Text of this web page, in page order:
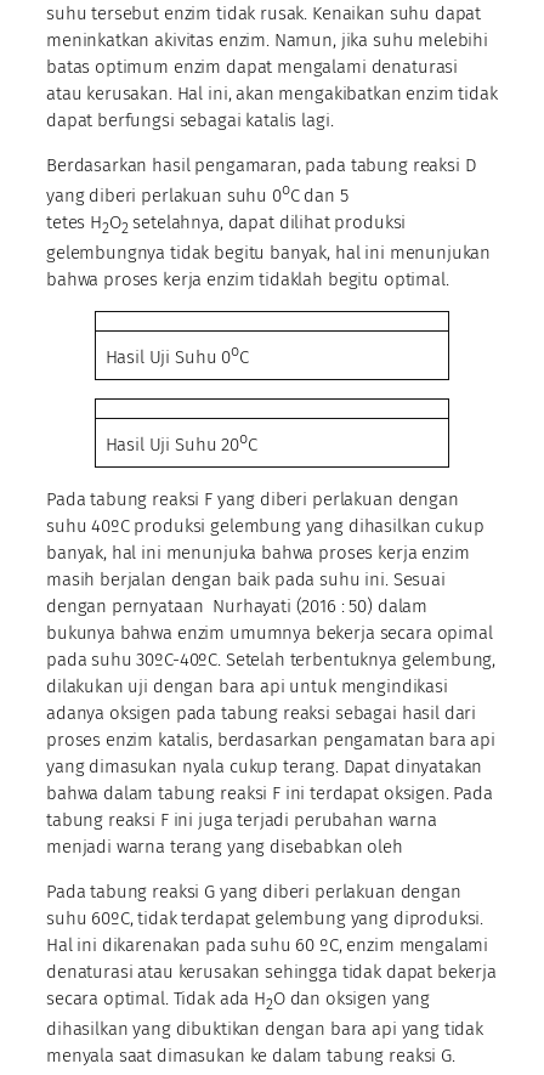
suhu tersebut enzim tidak rusak. Kenaikan suhu dapat
meninkatkan akivitas enzim. Namun, jika suhu melebihi
batas optimum enzim dapat mengalami denaturasi
atau kerusakan. Hal ini, akan mengakibatkan enzim tidak
dapat berfungsi sebagai katalis lagi.
Berdasarkan hasil pengamaran, pada tabung reaksi D
yang diberi perlakuan suhu 0oC dan 5
tetes H2O2setelahnya, dapat dilihat produksi
gelembungnya tidak begitu banyak, hal ini menunjukan
bahwa proses kerja enzim tidaklah begitu optimal.
Hasil Uji Suhu 0oC
Hasil Uji Suhu 20oC
Pada tabung reaksi F yang diberi perlakuan dengan
suhu 40ºC produksi gelembung yang dihasilkan cukup
banyak, hal ini menunjuka bahwa proses kerja enzim
masih berjalan dengan baik pada suhu ini. Sesuai
dengan pernyataan Nurhayati (2016 : 50) dalam
bukunya bahwa enzim umumnya bekerja secara opimal
pada suhu 30ºC-40ºC. Setelah terbentuknya gelembung,
dilakukan uji dengan bara api untuk mengindikasi
adanya oksigen pada tabung reaksi sebagai hasil dari
proses enzim katalis, berdasarkan pengamatan bara api
yang dimasukan nyala cukup terang. Dapat dinyatakan
bahwa dalam tabung reaksi F ini terdapat oksigen. Pada
tabung reaksi F ini juga terjadi perubahan warna
menjadi warna terang yang disebabkan oleh
Pada tabung reaksi G yang diberi perlakuan dengan
suhu 60ºC, tidak terdapat gelembung yang diproduksi.
Hal ini dikarenakan pada suhu 60 ºC, enzim mengalami
denaturasi atau kerusakan sehingga tidak dapat bekerja
secara optimal. Tidak ada H2O dan oksigen yang
dihasilkan yang dibuktikan dengan bara api yang tidak
menyala saat dimasukan ke dalam tabung reaksi G.